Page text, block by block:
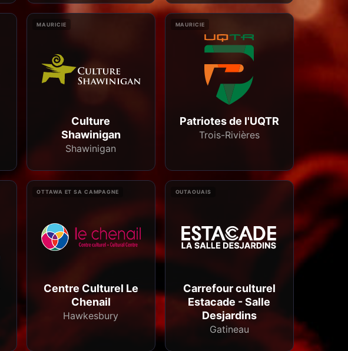
MAURICIE
Culture
Shawinigan
Shawinigan
MAURICIE
Patriotes de l'UQTR
Trois-Rivières
OTTAWA ET SA CAMPAGNE
Centre Culturel Le
Chenail
Hawkesbury
OUTAOUAIS
Carrefour culturel
Estacade - Salle
Desjardins
Gatineau